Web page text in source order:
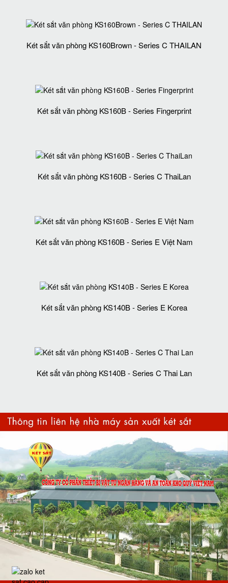
Két sắt văn phòng KS160Brown - Series C THAILAN
Két sắt văn phòng KS160B - Series Fingerprint
Két sắt văn phòng KS160B - Series C ThaiLan
Két sắt văn phòng KS160B - Series E Việt Nam
Két sắt văn phòng KS140B - Series E Korea
Két sắt văn phòng KS140B - Series C Thai Lan